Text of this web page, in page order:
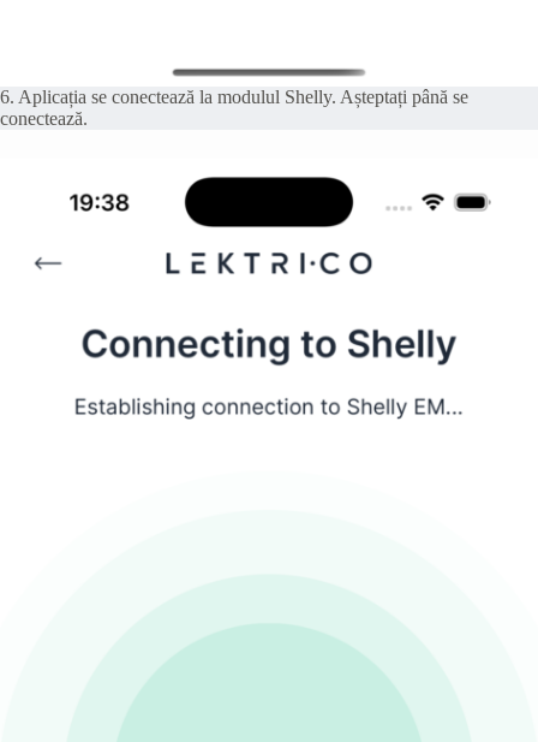
6. Aplicația se conectează la modulul Shelly. Așteptați până se
conectează.